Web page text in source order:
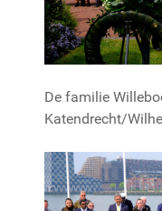
De familie
Katendrecht/